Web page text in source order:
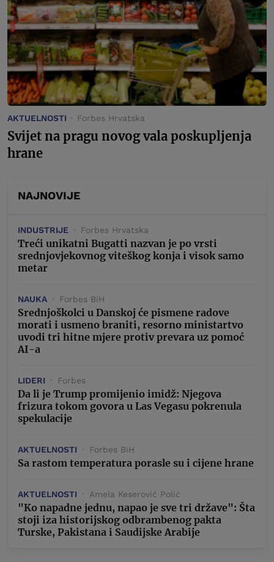
AKTUELNOSTI Forbes Hrvatska
Svijet na pragu novog vala poskupljenja
hrane
NAJNOVIJE
INDUSTRIJE Forbes Hrvatska
Treći unikatni Bugatti nazvan je po vrsti
srednjovjekovnog viteškog konja i visok samo
metar
NAUKA Forbes BiH
Srednjoškolci u Danskoj će pismene radove
morati i usmeno braniti, resorno ministartvo
uvodi tri hitne mjere protiv prevara uz pomoć
AI-a
LIDERI Forbes
Da li je Trump promijenio imidž: Njegova
frizura tokom govora u Las Vegasu pokrenula
spekulacije
AKTUELNOSTI Forbes BiH
Sa rastom temperatura porasle su i cijene hrane
AKTUELNOSTI Amela Keserović Polić
"Ko napadne jednu, napao je sve tri države": Šta
stoji iza historijskog odbrambenog pakta
Turske, Pakistana i Saudijske Arabije